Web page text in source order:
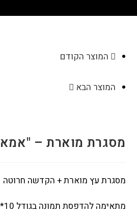
המוצר הקודם
המוצר הבא
מסגרת מוארת – "אמא"
מסגרת עץ מוארת + הקדשה חרוטה
מתאימה להדפסת תמונה בגודל 10*15